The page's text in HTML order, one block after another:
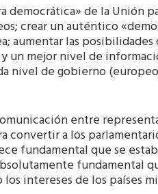
democrática» de la Unión
crear un auténtico
aumentar las
un mejor nivel de
nivel de gobierno
entre
convertir a los
fundamental que se
fundamental
intereses de los países